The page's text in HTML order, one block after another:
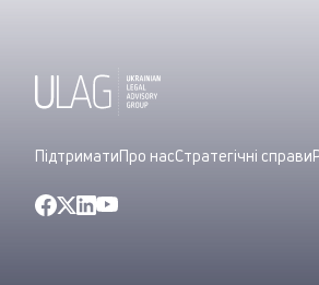
ПідтриматиПро насСтратегічні справи